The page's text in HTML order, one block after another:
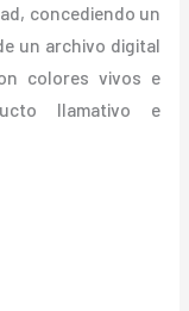
concediendo un
un archivo digital
colores vivos e
llamativo e